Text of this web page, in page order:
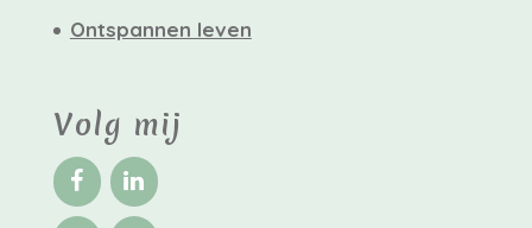
Ontspannen leven
Volg mij